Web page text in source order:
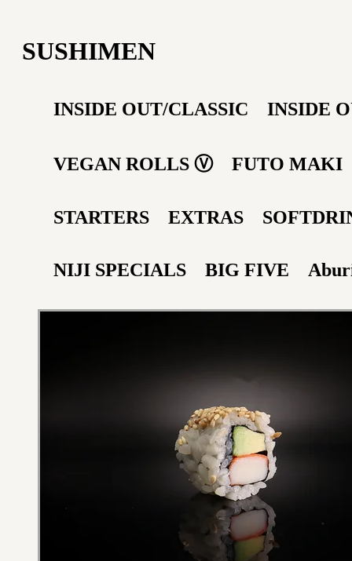
SUSHIMEN
INSIDE OUT/CLASSIC INSIDE
VEGAN ROLLS Ⓥ FUTO MAKI
STARTERS EXTRAS
NIJI SPECIALS BIG FIVE